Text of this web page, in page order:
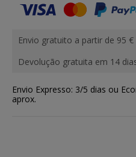
Envio gratuito a partir de 95 €
Devolução gratuita em 14
Envio Expresso: 3/5 dias ou
aprox.